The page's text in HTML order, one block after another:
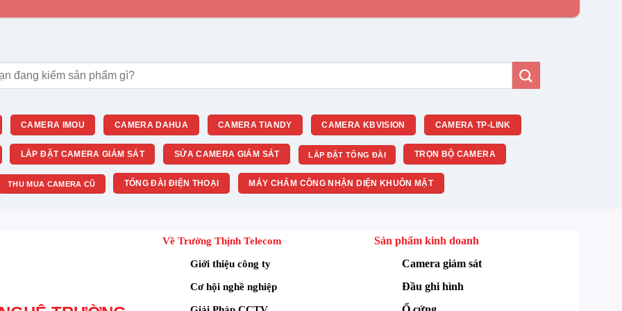
Việt Nam
CAMERA IMOU CAMERA DAHUA CAMERA TIANDY CAMERA KBVISION CAMERA TP-LINK
LẮP ĐẶT CAMERA GIÁM SÁT SỬA CAMERA GIÁM SÁT LẮP ĐẶT TỔNG ĐÀI TRỌN BỘ CAMERA
THU MUA CAMERA CŨ TỔNG ĐÀI ĐIỆN THOẠI MÁY CHẤM CÔNG NHẬN DIỆN KHUÔN MẶT
Về Trường Thịnh Telecom
Giới thiệu công ty
Cơ hội nghề nghiệp
Sản phẩm kinh doanh
Camera giám sát
Đầu ghi hình